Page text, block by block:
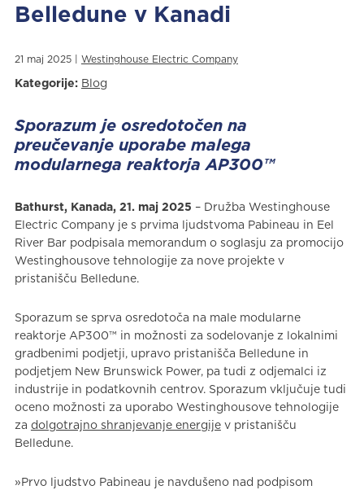
Belledune v Kanadi
21 maj 2025 | Westinghouse Electric Company
Kategorije: Blog
Sporazum je osredotočen na
preučevanje uporabe malega
modularnega reaktorja AP300™
Bathurst, Kanada, 21. maj 2025 – Družba Westinghouse
Electric Company je s prvima ljudstvoma Pabineau in Eel
River Bar podpisala memorandum o soglasju za promocijo
Westinghousove tehnologije za nove projekte v
pristanišču Belledune.
Sporazum se sprva osredotoča na male modularne
reaktorje AP300™ in možnosti za sodelovanje z lokalnimi
gradbenimi podjetji, upravo pristanišča Belledune in
podjetjem New Brunswick Power, pa tudi z odjemalci iz
industrije in podatkovnih centrov. Sporazum vključuje tudi
oceno možnosti za uporabo Westinghousove tehnologije
za dolgotrajno shranjevanje energijev pristanišču
Belledune.
»Prvo ljudstvo Pabineau je navdušeno nad podpisom